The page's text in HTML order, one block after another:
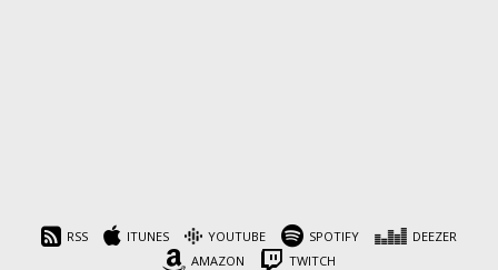
RSS ITUNES YOUTUBE SPOTIFY
DEEZER
AMAZON
TWITCH